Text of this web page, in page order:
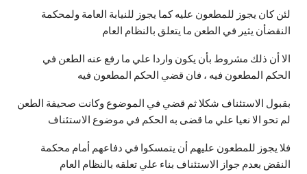
لئن كان يجوز للمطعون عليه كما يجوز للنيابة العامة ولمحكمة
النقضأن يثير في الطعن ما يتعلق بالنظام العام
الا أن ذلك مشروط بأن يكون واردا علي ما رفع عنه الطعن في
الحكم المطعون فيه ، فان قضي الحكم المطعون فيه
بقبول الاستئناف شكلا ثم قضي في الموضوع وكانت صحيفة الطعن
لم تحو الا نعيا علي ما قضى به الحكم في موضوع الاستئناف
فلا يجوز للمطعون عليهم أن يتمسكوا في دفاعهم أمام محكمة
النقض بعدم جواز الاستئناف بناء علي تعلقه بالنظام العام